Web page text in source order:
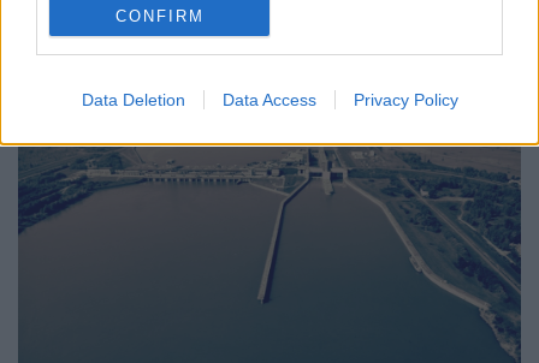
CONFIRM
Data Deletion Data Access Privacy Policy